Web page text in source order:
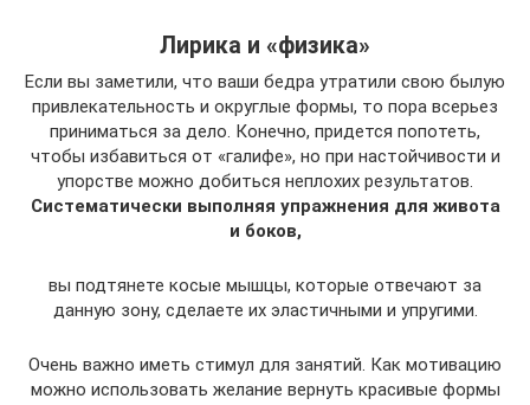
Лирика и «физика»
Если вы заметили, что ваши бедра утратили свою былую
привлекательность и округлые формы, то пора всерьез
приниматься за дело. Конечно, придется попотеть,
чтобы избавиться от «галифе», но при настойчивости и
упорстве можно добиться неплохих результатов.
Систематически выполняя упражнения для живота
и боков,
вы подтянете косые мышцы, которые отвечают за
данную зону, сделаете их эластичными и упругими.
Очень важно иметь стимул для занятий. Как мотивацию
можно использовать желание вернуть красивые формы